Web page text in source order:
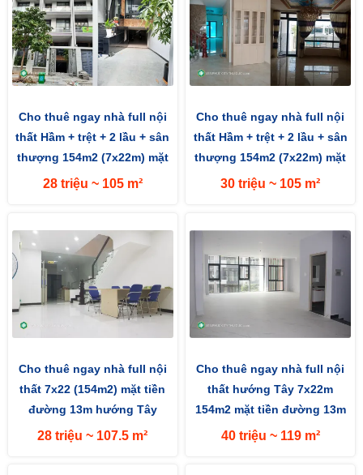
Cho thuê ngay nhà full nội
thất Hầm + trệt + 2 lầu + sân
thượng 154m2 (7x22m) mặt
tiền đường 13m hướng...
28 triệu ~ 105 m²
Cho thuê ngay nhà full nội
thất Hầm + trệt + 2 lầu + sân
thượng 154m2 (7x22m) mặt
tiền đường 13m hướng...
30 triệu ~ 105 m²
Cho thuê ngay nhà full nội
thất 7x22 (154m2) mặt tiền
đường 13m hướng Tây
28 triệu ~ 107.5 m²
Cho thuê ngay nhà full nội
thất hướng Tây 7x22m
154m2 mặt tiền đường 13m
40 triệu ~ 119 m²